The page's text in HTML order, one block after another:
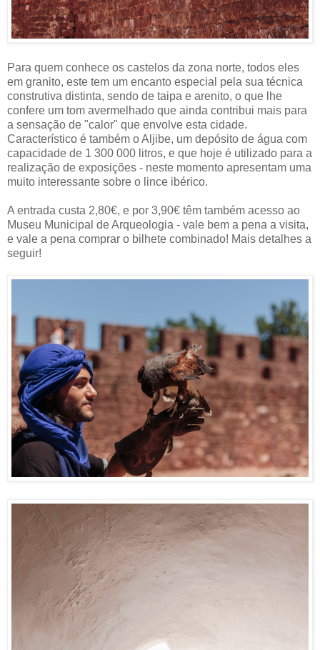
Para quem conhece os castelos da zona norte, todos eles
em granito, este tem um encanto especial pela sua técnica
construtiva distinta, sendo de taipa e arenito, o que lhe
confere um tom avermelhado que ainda contribui mais para
a sensação de "calor" que envolve esta cidade.
Característico é também o Aljibe, um depósito de água com
capacidade de 1 300 000 litros, e que hoje é utilizado para a
realização de exposições - neste momento apresentam uma
muito interessante sobre o lince ibérico.
A entrada custa 2,80€, e por 3,90€ têm também acesso ao
Museu Municipal de Arqueologia - vale bem a pena a visita,
e vale a pena comprar o bilhete combinado! Mais detalhes a
seguir!